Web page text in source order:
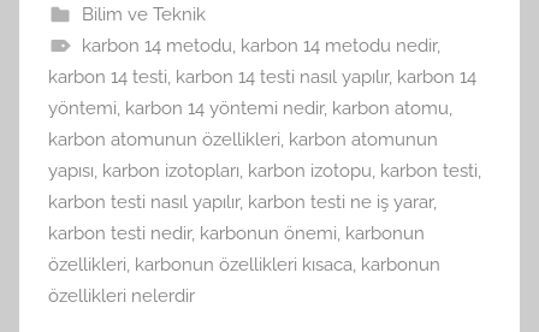
Bilim ve Teknik
karbon 14 metodu, karbon 14 metodu nedir,
karbon 14 testi, karbon 14 testi nasıl yapılır, karbon 14
yöntemi, karbon 14 yöntemi nedir, karbon atomu,
karbon atomunun özellikleri, karbon atomunun
yapısı, karbon izotopları, karbon izotopu, karbon testi,
karbon testi nasıl yapılır, karbon testi ne iş yarar,
karbon testi nedir, karbonun önemi, karbonun
özellikleri, karbonun özellikleri kısaca, karbonun
özellikleri nelerdir